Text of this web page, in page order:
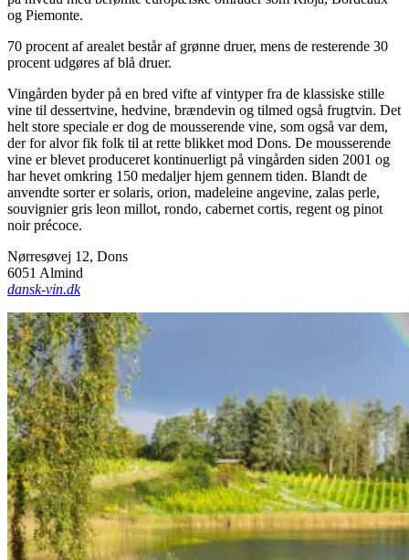
og Piemonte.
70 procent af arealet består af grønne druer, mens de resterende 30
procent udgøres af blå druer.
Vingården byder på en bred vifte af vintyper fra de klassiske stille
vine til dessertvine, hedvine, brændevin og tilmed også frugtvin. Det
helt store speciale er dog de mousserende vine, som også var dem,
der for alvor fik folk til at rette blikket mod Dons. De mousserende
vine er blevet produceret kontinuerligt på vingården siden 2001 og
har hevet omkring 150 medaljer hjem gennem tiden. Blandt de
anvendte sorter er solaris, orion, madeleine angevine, zalas perle,
souvignier gris leon millot, rondo, cabernet cortis, regent og pinot
noir précoce.
Nørresøvej 12, Dons
6051 Almind
dansk-vin.dk